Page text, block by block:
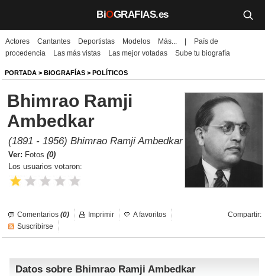
BiOGRAFIAS.es
Biografías
Películas
TV
Música
Un día como hoy
Videos
Noticias
Actores Cantantes Deportistas Modelos Más...
País de
procedencia
Las más vistas Las mejor votadas Sube tu biografía
PORTADA > BIOGRAFÍAS > POLÍTICOS
Bhimrao Ramji
Ambedkar
(1891 - 1956) Bhimrao Ramji Ambedkar
Ver: Fotos (0)
Los usuarios votaron:
Comentarios (0) Compartir:
Imprimir
A favoritos
Suscribirse
Datos sobre Bhimrao Ramji Ambedkar